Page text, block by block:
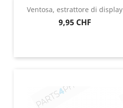
Ventosa, estrattore di display
Prezzo
9,95 CHF